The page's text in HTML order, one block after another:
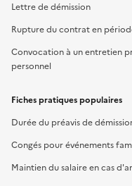
Lettre de démission
Rupture du contrat en
Convocation à un entretien
personnel
Fiches pratiques populaires
Durée du préavis de
Congés pour événements
Maintien du salaire en cas